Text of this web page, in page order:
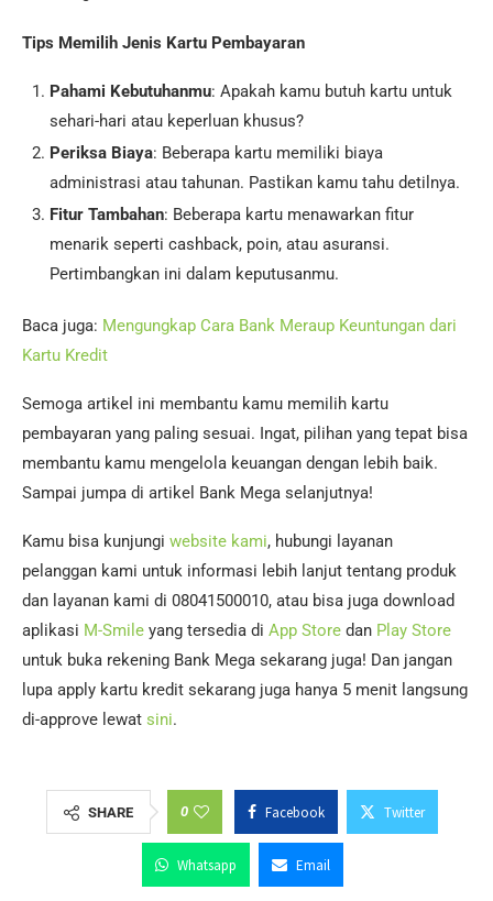
Tips Memilih Jenis Kartu Pembayaran
Pahami Kebutuhanmu: Apakah kamu butuh kartu untuk
sehari-hari atau keperluan khusus?
Periksa Biaya: Beberapa kartu memiliki biaya
administrasi atau tahunan. Pastikan kamu tahu detilnya.
Fitur Tambahan: Beberapa kartu menawarkan fitur
menarik seperti cashback, poin, atau asuransi.
Pertimbangkan ini dalam keputusanmu.
Baca juga: Mengungkap Cara Bank Meraup Keuntungan dari
Kartu Kredit
Semoga artikel ini membantu kamu memilih kartu
pembayaran yang paling sesuai. Ingat, pilihan yang tepat bisa
membantu kamu mengelola keuangan dengan lebih baik.
Sampai jumpa di artikel Bank Mega selanjutnya!
Kamu bisa kunjungi website kami, hubungi layanan
pelanggan kami untuk informasi lebih lanjut tentang produk
dan layanan kami di 08041500010, atau bisa juga download
aplikasi M-Smile yang tersedia di App Store dan Play Store
untuk buka rekening Bank Mega sekarang juga! Dan jangan
lupa apply kartu kredit sekarang juga hanya 5 menit langsung
di-approve lewat sini.
SHARE 0 Facebook Twitter
Whatsapp Email